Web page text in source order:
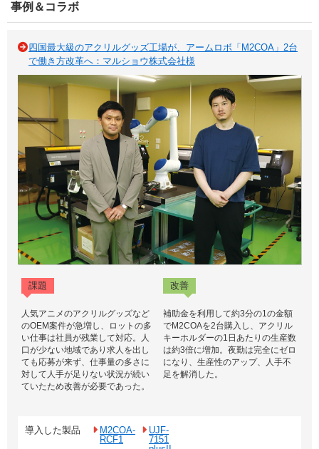
事例＆コラボ
四国最大級のアクリルグッズ工場が、アームロボ「M2COA」2台
で働き方改革へ：マルショウ株式会社様
課題 改善
人気アニメのアクリルグッズなど
のOEM案件が急増し、ロットの多
い仕事は社員が残業して対応。人
口が少ない地域であり求人を出し
ても応募が来ず、仕事量の多さに
対して人手が足りない状況が続い
ていたため改善が必要であった。
補助金を利用して約3分の1の金額
でM2COAを2台購入し、アクリル
キーホルダーの1日あたりの生産数
は約3倍に増加。夜勤は完全にゼロ
になり、生産性のアップ、人手不
足を解消した。
導入した製品
M2COA-
RCF1
UJF-
7151